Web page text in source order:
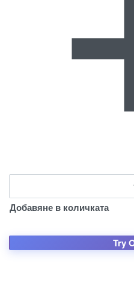
Добавяне в количката
Try